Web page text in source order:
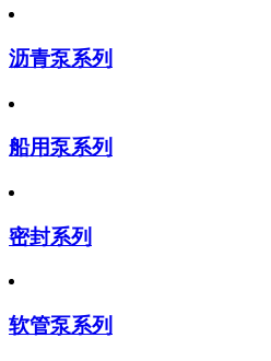
沥青泵系列
船用泵系列
密封系列
软管泵系列